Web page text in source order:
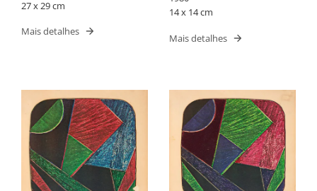
27 x 29 cm
Mais detalhes
14 x 14 cm
Mais detalhes